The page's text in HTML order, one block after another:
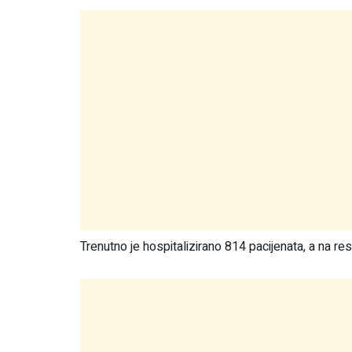
Trenutno je hospitalizirano 814 pacijenata, a na